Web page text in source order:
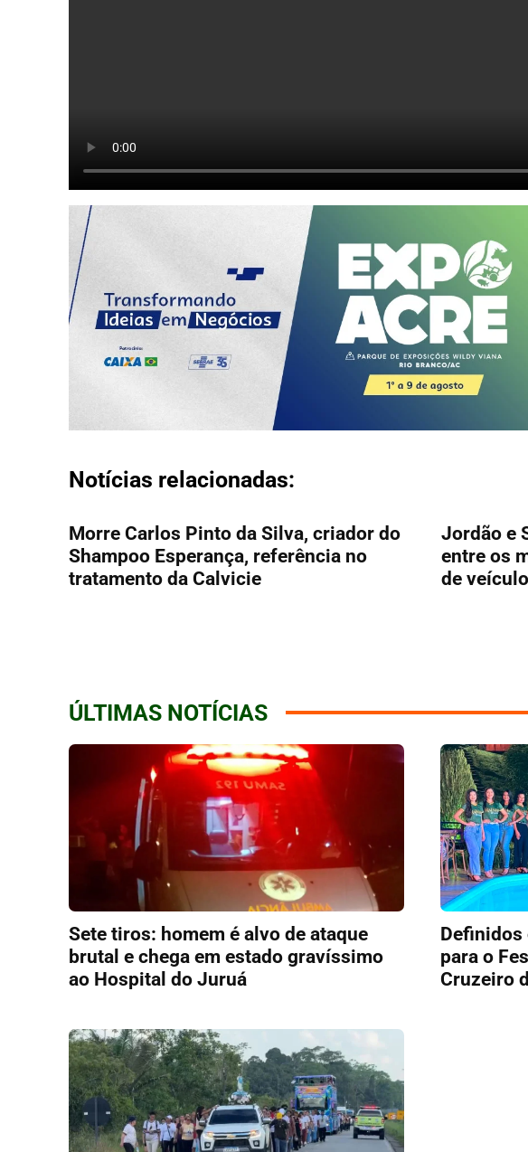
Notícias relacionadas:
Morre Carlos Pinto da Silva, criador do
Shampoo Esperança, referência no
tratamento da Calvicie
Jordão e
entre os
de
ÚLTIMAS NOTÍCIAS
Sete tiros: homem é alvo de ataque
brutal e chega em estado gravíssimo
ao Hospital do Juruá
Definidos
para o
Cruzeiro